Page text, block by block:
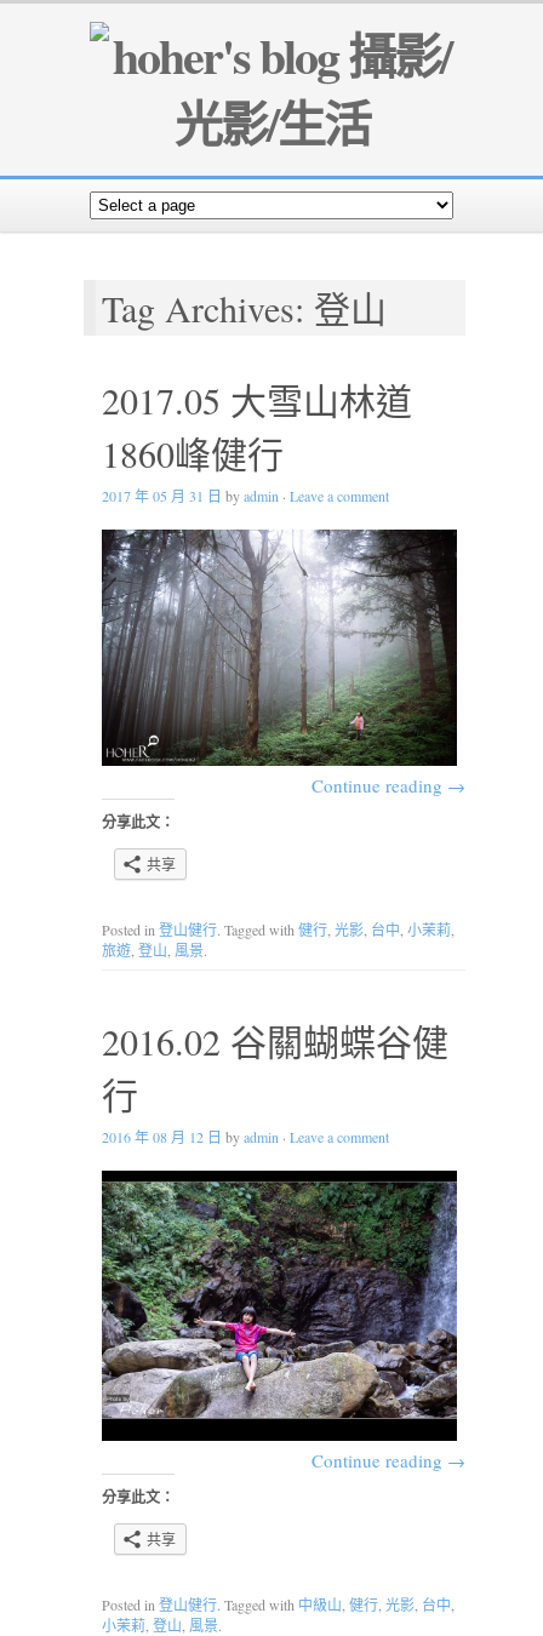
Tag Archives: 登山
2017.05 大雪山林道
1860峰健行
2017 年 05 月 31 日 byadmin · Leave a comment
Continue reading →
分享此文：
共享
Posted in 登山健行. Tagged with 健行 光影 台中 小茉莉
旅遊 登山 風景.
2016.02 谷關蝴蝶谷健
行
2016 年 08 月 12 日 byadmin · Leave a comment
Continue reading →
分享此文：
共享
Posted in 登山健行. Tagged with 中級山 健行 光影 台中
小茉莉 登山 風景.